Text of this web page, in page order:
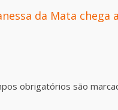
da Mata chega
obrigatórios são